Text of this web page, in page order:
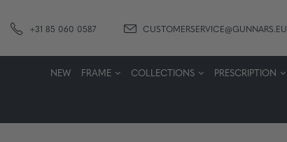
+31 85 060 0587 CUSTOMERSERVICE@GUNNARS.EU
NEW FRAME COLLECTIONS PRESCRIPTION